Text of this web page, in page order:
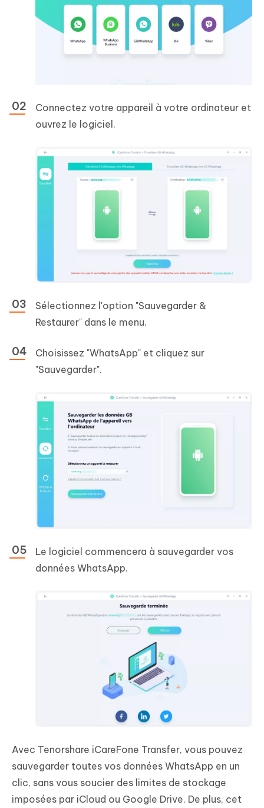
Connectez votre appareil à votre ordinateur et
ouvrez le logiciel.
Sélectionnez l'option "Sauvegarder &
Restaurer" dans le menu.
Choisissez "WhatsApp" et cliquez sur
"Sauvegarder".
Le logiciel commencera à sauvegarder vos
données WhatsApp.
Avec Tenorshare iCareFone Transfer, vous pouvez
sauvegarder toutes vos données WhatsApp en un
clic, sans vous soucier des limites de stockage
imposées par iCloud ou Google Drive. De plus, cet